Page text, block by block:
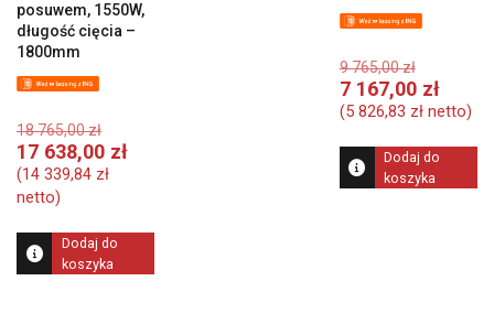
posuwem, 1550W,
długość cięcia –
1800mm
18 765,00złPierwotna
cena
wynosiła:
17 638,00 zł
638,00 zł.
(14 339,84 zł
netto)
Dodaj do
koszyka
9 765,00zł
cena
765,00
7 167,00 zł
7
(5 826,83 złnetto)
Dodaj do
koszyka